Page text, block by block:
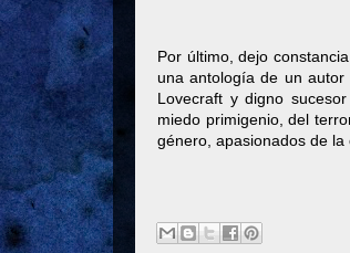
Por último, dejo
una antología de un
Lovecraft y digno
miedo primigenio, del
género, apasionados de